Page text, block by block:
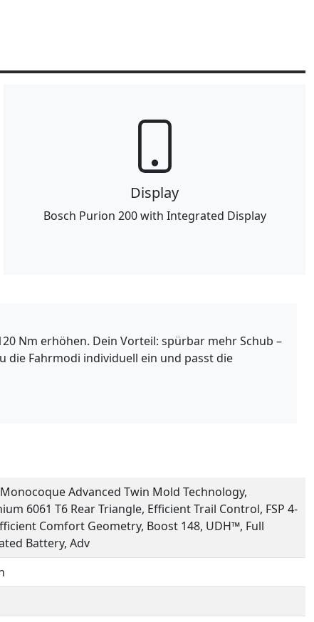
Display
Bosch Purion 200 with Integrated Display
Nm erhöhen. Dein Vorteil: spürbar mehr Schub –
die Fahrmodi individuell ein und passt die
Advanced Twin Mold Technology,
6061 T6 Rear Triangle, Efficient Trail Control, FSP 4-
Comfort Geometry, Boost 148, UDH™, Full
Battery, Adv